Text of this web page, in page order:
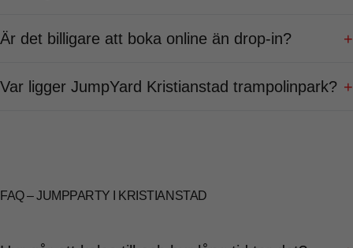
Är det billigare att boka online än drop-in? +
Var ligger JumpYard Kristianstad trampolinpark? +
FAQ – JUMPPARTY I KRISTIANSTAD